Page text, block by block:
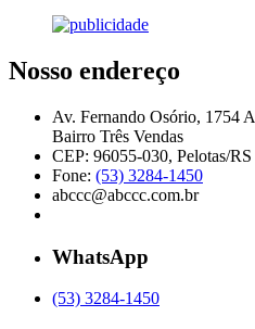
Nosso endereço
Av. Fernando Osório, 1754 A
Bairro Três Vendas
CEP: 96055-030, Pelotas/RS
Fone: (53) 3284-1450
abccc@abccc.com.br
WhatsApp
(53) 3284-1450